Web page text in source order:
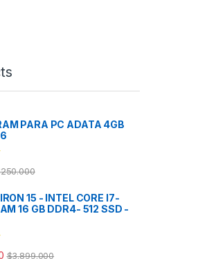
PARA PC ADATA 4GB
250.000
15 - INTEL CORE I7-
16 GB DDR4- 512 SSD -
$3.899.000